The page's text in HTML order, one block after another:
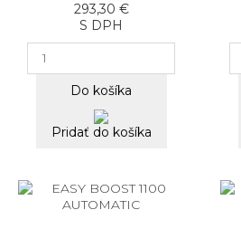
293,30 €
S DPH
Do košíka
Pridať do košíka